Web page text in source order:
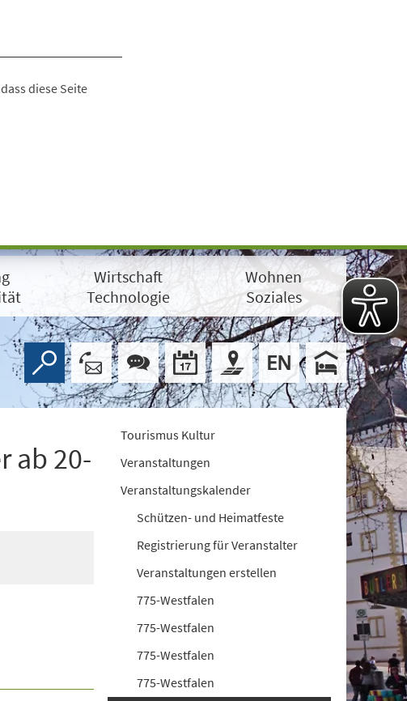
diese Seite
Wirtschaft
Technologie
Wohnen
Soziales
ab 20-
Tourismus Kultur
Veranstaltungen
Veranstaltungskalender
Schützen- und Heimatfeste
Registrierung für Veranstalter
Veranstaltungen erstellen
775-Westfalen
775-Westfalen
775-Westfalen
775-Westfalen